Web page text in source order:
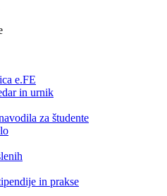
e.FE
in urnik
za študente
in prakse